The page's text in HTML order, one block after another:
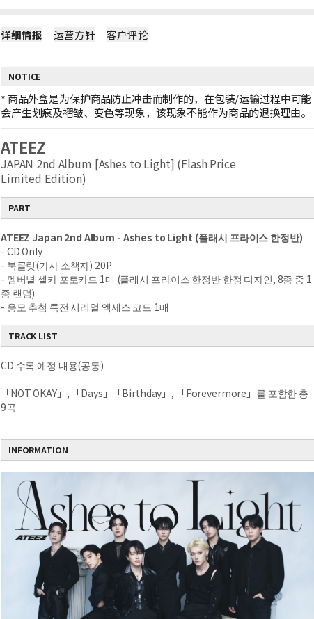
详细情报 运营方针 客户评论
NOTICE
* 商品外盒是为保护商品防止冲击而制作的，在包装/运输过程中可能
会产生划痕及褶皱、变色等现象，该现象不能作为商品的退换理由。
ATEEZ
JAPAN 2nd Album [Ashes to Light] (Flash Price
Limited Edition)
PART
ATEEZ Japan 2nd Album - Ashes to Light (플래시 프라이스 한정반)
- CD Only
- 북클릿(가사 소책자) 20P
- 멤버별 셀카 포토카드 1매 (플래시 프라이스 한정반 한정 디자인, 8종 중 1
종 랜덤)
- 응모 추첨 특전 시리얼 엑세스 코드 1매
TRACK LIST
CD 수록 예정 내용(공통)
「NOT OKAY」, 「Days」「Birthday」, 「Forevermore」를 포함한 총
9곡
INFORMATION